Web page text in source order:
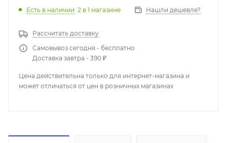
Есть в наличии: 2 в 1 магазине Нашли дешевле?
Рассчитать доставку
Самовывоз сегодня - бесплатно
Доставка завтра - 390 ₽
Цена действительна только для интернет-магазина и
может отличаться от цен в розничных магазинах